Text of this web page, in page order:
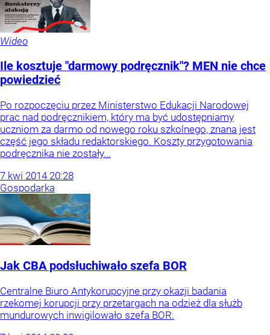
Wideo
Ile kosztuje "darmowy podręcznik"? MEN nie chce
powiedzieć
Po rozpoczęciu przez Ministerstwo Edukacji Narodowej
prac nad podręcznikiem, który ma być udostępniamy
uczniom za darmo od nowego roku szkolnego, znana jest
część jego składu redaktorskiego. Koszty przygotowania
podręcznika nie zostały...
7 kwi 2014 20:28
Gospodarka
Jak CBA podsłuchiwało szefa BOR
Centralne Biuro Antykorupcyjne przy okazji badania
rzekomej korupcji przy przetargach na odzież dla służb
mundurowych inwigilowało szefa BOR.